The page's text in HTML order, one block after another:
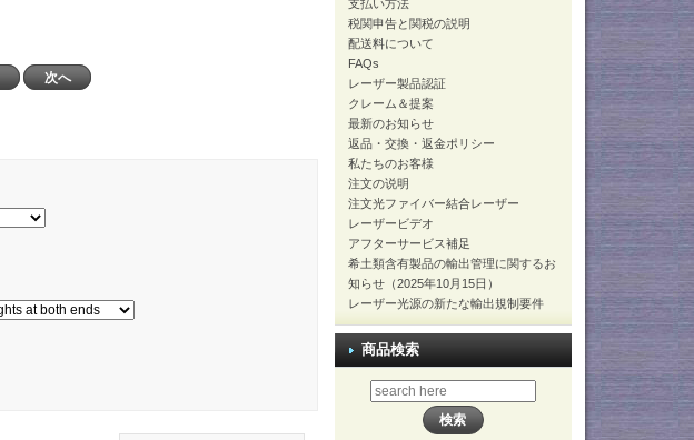
次へ
支払い方法
税関申告と関税の説明
配送料について
FAQs
レーザー製品認証
クレーム＆提案
最新のお知らせ
返品・交換・返金ポリシー
私たちのお客様
注文の说明
注文光ファイバー結合レーザー
レーザービデオ
アフターサービス補足
希土類含有製品の輸出管理に関するお
知らせ（2025年10月15日）
レーザー光源の新たな輸出規制要件
商品検索